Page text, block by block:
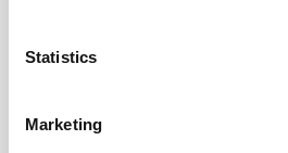
Statistics
Marketing